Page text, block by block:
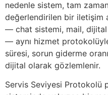
nedenle sistem, tam
değerlendirilen bir iletişim
— chat sistemi, mail,
— aynı hizmet
süresi, sorun giderme
dijital olarak gözlemlenir.
Servis Seviyesi Protokolü